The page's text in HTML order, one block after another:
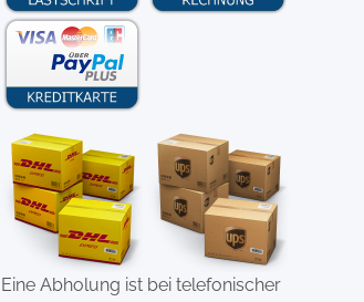
Eine Abholung ist bei telefonischer